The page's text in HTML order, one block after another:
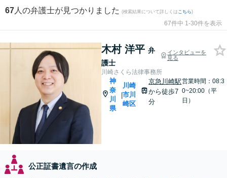
67 人の弁護士が見つかりました (検索結果について詳しくは こちら)
67件中 1-30件を表示
木村 洋平 弁
護士
インタビューを
見る
川崎さくら法律事務所
神
奈
川
県
|
川崎
市川
崎区
京急川崎駅
から徒歩7
分
営業時間：08:3
0~20:00（平
日）
公正証書遺言の作成